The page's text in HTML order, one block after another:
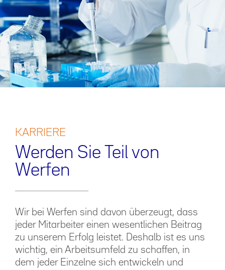
KARRIERE
Werden Sie Teil von
Werfen
Wir bei Werfen sind davon überzeugt, dass
jeder Mitarbeiter einen wesentlichen Beitrag
zu unserem Erfolg leistet. Deshalb ist es uns
wichtig, ein Arbeitsumfeld zu schaffen, in
dem jeder Einzelne sich entwickeln und